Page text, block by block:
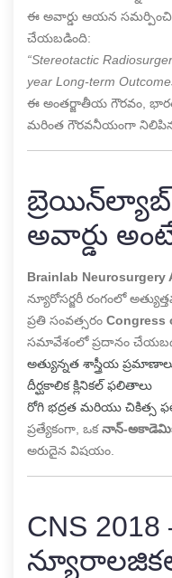
ఈ అవార్డు ఆయన
చేయబడింది:
“Stereotactic
year Long-term
ఈ అంతర్జాతీయ గౌరవం,
మరింత గౌరవనీయంగా నిలిపిన
బ్రెయిన్‌ల్యాబ్
అవార్డు
Brainlab Neurosurgery
న్యూరోసర్జరీ రంగంలో
ప్రతి సంవత్సరం Congress
సమావేశంలో ప్రదానం
అత్యున్నత శాస్త్రీయ
దీర్ఘకాలిక క్లినికల్ ఫలితాలు
రోగి భద్రత మరియు చికిత్స
ప్రత్యేకంగా, ఒకనాన్-అకాడెమిక్
అరుదైన విషయం.
CNS